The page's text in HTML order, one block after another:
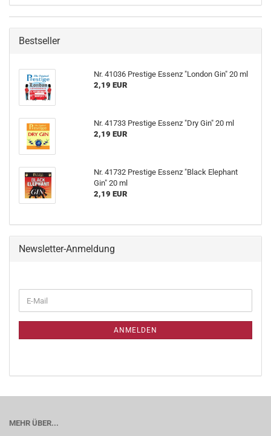
Bestseller
Nr. 41036 Prestige Essenz "London Gin" 20 ml
2,19 EUR
Nr. 41733 Prestige Essenz "Dry Gin" 20 ml
2,19 EUR
Nr. 41732 Prestige Essenz "Black Elephant
Gin" 20 ml
2,19 EUR
Newsletter-Anmeldung
ANMELDEN
MEHR ÜBER...